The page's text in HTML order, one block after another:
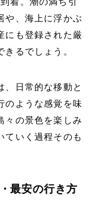
や、海上に浮かぶ
にも登録された厳
るでしょう。
、日常的な移動と
のような感覚を味
々の景色を楽しみ
ていく過程そのも
最安の行き方